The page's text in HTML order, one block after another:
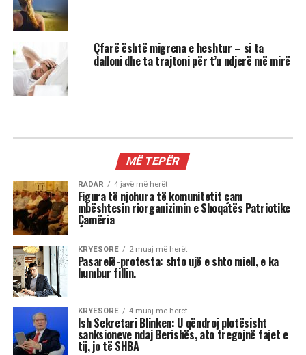
Çfarë është migrena e heshtur – si ta
dalloni dhe ta trajtoni për t’u ndjerë më mirë
MË TEPËR
RADAR 4 javë më herët
Figura të njohura të komunitetit çam
mbështesin riorganizimin e Shoqatës Patriotike
Çamëria
KRYESORE 2 muaj më herët
Pasarelë-protesta: shto ujë e shto miell, e ka
humbur fillin.
KRYESORE 4 muaj më herët
Ish Sekretari Blinken: U qëndroj plotësisht
sanksioneve ndaj Berishës, ato tregojnë fajet e
tij, jo të SHBA